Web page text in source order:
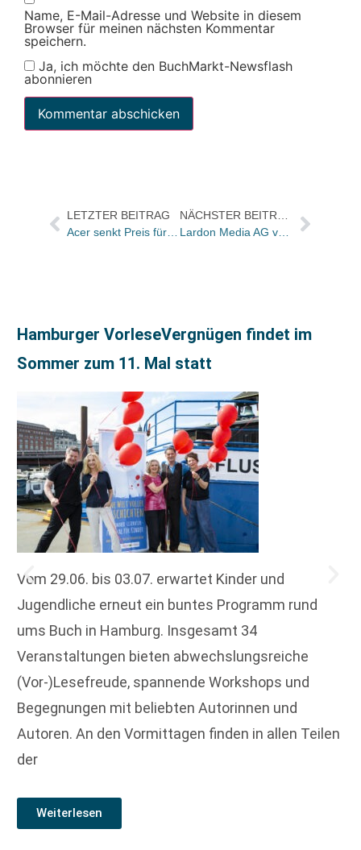
Name, E-Mail-Adresse und Website in diesem
Browser für meinen nächsten Kommentar
speichern.
Ja, ich möchte den BuchMarkt-Newsflash
abonnieren
LETZTER BEITRAG
Acer senkt Preis für von Libri vertriebenen E-Reader
Hamburger VorleseVergnügen findet im
Sommer zum 11. Mal statt
Vom 29.06. bis 03.07. erwartet Kinder und
Jugendliche erneut ein buntes Programm rund
ums Buch in Hamburg. Insgesamt 34
Veranstaltungen bieten abwechslungsreiche
(Vor-)Lesefreude, spannende Workshops und
Begegnungen mit beliebten Autorinnen und
Autoren. An den Vormittagen finden in allen Teilen
der
Weiterlesen